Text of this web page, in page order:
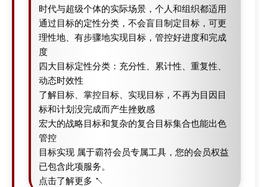
时代与超级个体的实际场景，个人和组织都适用
通过目标的定性分类，不会盲目制定目标，可更
理性地、有步骤地实现目标，管控好进度和完成
度
四大目标定性分类：充分性、累计性、重复性、
动态时效性
了解目标、掌控目标、实现目标，不再为目因目
标和计划没完成而产生挫败感
宏大的战略目标和复杂的复合目标集合也能出色
管控
目标实现 属于霸符会员专属工具，您的会员权益
已包含此项服务。
点击了解更多 ↖